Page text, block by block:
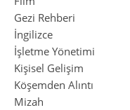
Gezi Rehberi
İngilizce
İşletme Yönetimi
Kişisel Gelişim
Köşemden Alıntı
Mizah